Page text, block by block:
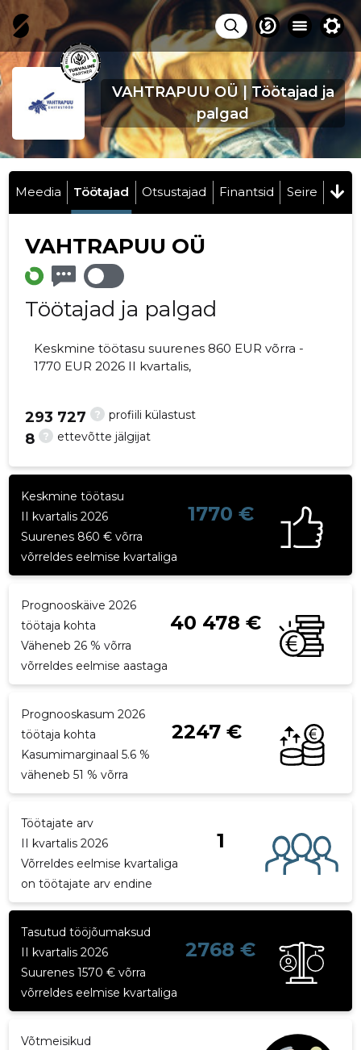
VAHTRAPUU OÜ | Töötajad ja
palgad
Meedia Töötajad Otsustajad Finantsid Seire
VAHTRAPUU OÜ
Töötajad ja palgad
Keskmine töötasu suurenes 860 EUR võrra -
1770 EUR 2026 II kvartalis,
? profiili külastust
293 727
? ettevõtte jälgijat
8
Keskmine töötasu
II kvartalis 2026
1770 €
Suurenes 860 € võrra
võrreldes eelmise kvartaliga
Prognooskäive 2026
töötaja kohta
40 478 €
Väheneb 26 % võrra
võrreldes eelmise aastaga
Prognooskasum 2026
töötaja kohta
2247 €
Kasumimarginaal 5.6 %
väheneb 51 % võrra
Töötajate arv
II kvartalis 2026
1
Võrreldes eelmise kvartaliga
on töötajate arv endine
Tasutud tööjõumaksud
II kvartalis 2026
2768 €
Suurenes 1570 € võrra
võrreldes eelmise kvartaliga
Võtmeisikud